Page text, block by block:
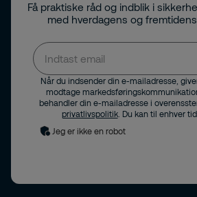
Få praktiske råd og indblik i
med hverdagens og
Når du indsender din e-mailadresse,
modtage
behandler din e-mailadresse i
privatlivspolitik. Du kan til enhver
Jeg er ikke en robot